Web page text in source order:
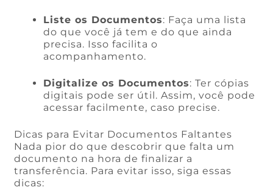
Liste os Documentos: Faça uma lista
do que você já tem e do que ainda
precisa. Isso facilita o
acompanhamento.
Digitalize os Documentos: Ter cópias
digitais pode ser útil. Assim, você pode
acessar facilmente, caso precise.
Dicas para Evitar Documentos Faltantes
Nada pior do que descobrir que falta um
documento na hora de finalizar a
transferência. Para evitar isso, siga essas
dicas: